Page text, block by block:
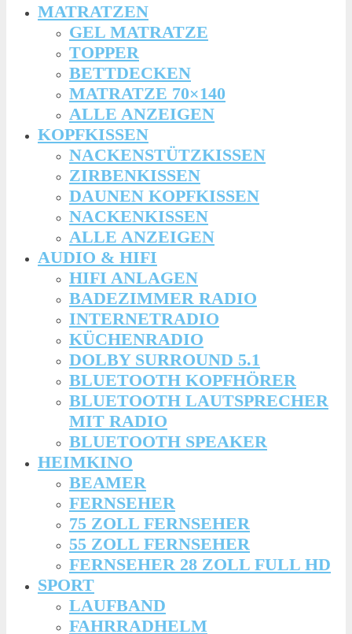
MATRATZEN
GEL MATRATZE
TOPPER
BETTDECKEN
MATRATZE 70×140
ALLE ANZEIGEN
KOPFKISSEN
NACKENSTÜTZKISSEN
ZIRBENKISSEN
DAUNEN KOPFKISSEN
NACKENKISSEN
ALLE ANZEIGEN
AUDIO & HIFI
HIFI ANLAGEN
BADEZIMMER RADIO
INTERNETRADIO
KÜCHENRADIO
DOLBY SURROUND 5.1
BLUETOOTH KOPFHÖRER
BLUETOOTH LAUTSPRECHER
MIT RADIO
BLUETOOTH SPEAKER
HEIMKINO
BEAMER
FERNSEHER
75 ZOLL FERNSEHER
55 ZOLL FERNSEHER
FERNSEHER 28 ZOLL FULL HD
SPORT
LAUFBAND
FAHRRADHELM